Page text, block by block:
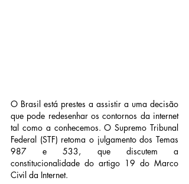
O Brasil está prestes a assistir a uma decisão
que pode redesenhar os contornos da internet
tal como a conhecemos. O Supremo Tribunal
Federal (STF) retoma o julgamento dos Temas
987 e 533, que discutem a
constitucionalidade do artigo 19 do Marco
Civil da Internet.